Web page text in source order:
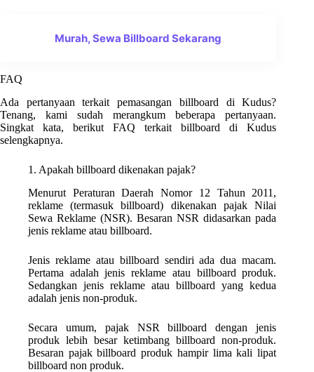
Murah, Sewa Billboard Sekarang
FAQ
Ada pertanyaan terkait pemasangan billboard di Kudus?
Tenang, kami sudah merangkum beberapa pertanyaan.
Singkat kata, berikut FAQ terkait billboard di Kudus
selengkapnya.
1. Apakah billboard dikenakan pajak?
Menurut Peraturan Daerah Nomor 12 Tahun 2011,
reklame (termasuk billboard) dikenakan pajak Nilai
Sewa Reklame (NSR). Besaran NSR didasarkan pada
jenis reklame atau billboard.
Jenis reklame atau billboard sendiri ada dua macam.
Pertama adalah jenis reklame atau billboard produk.
Sedangkan jenis reklame atau billboard yang kedua
adalah jenis non-produk.
Secara umum, pajak NSR billboard dengan jenis
produk lebih besar ketimbang billboard non-produk.
Besaran pajak billboard produk hampir lima kali lipat
billboard non produk.